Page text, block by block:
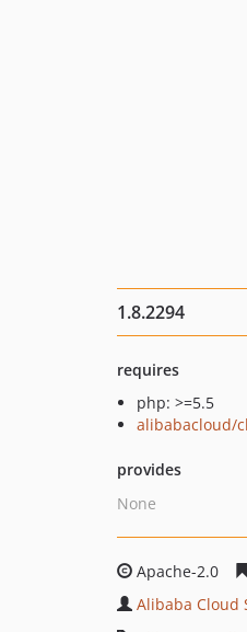
1.8.2294
requires
php: >=5.5
alibabacloud/
provides
None
Apache-2.0
Alibaba Cloud